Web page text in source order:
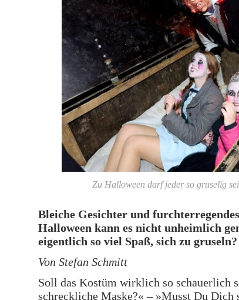
Zu Halloween darf jeder so gruselig
Bleiche Gesichter und
Halloween kann es nicht unheimlich
eigentlich so viel Spaß, sich zu gruseln?
Von Stefan Schmitt
Soll das Kostüm wirklich so schauerlich
schreckliche Maske?« – »Musst Du